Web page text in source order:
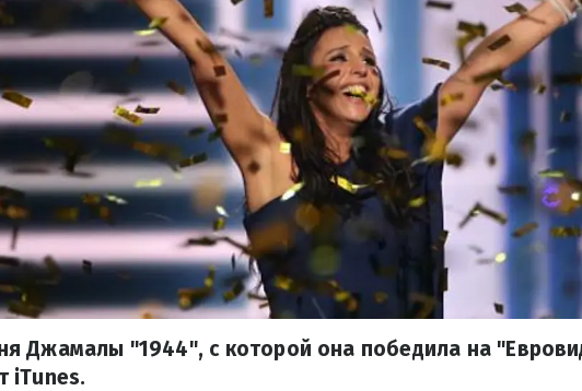
Джамалы "1944", с которой она победила на
iTunes.